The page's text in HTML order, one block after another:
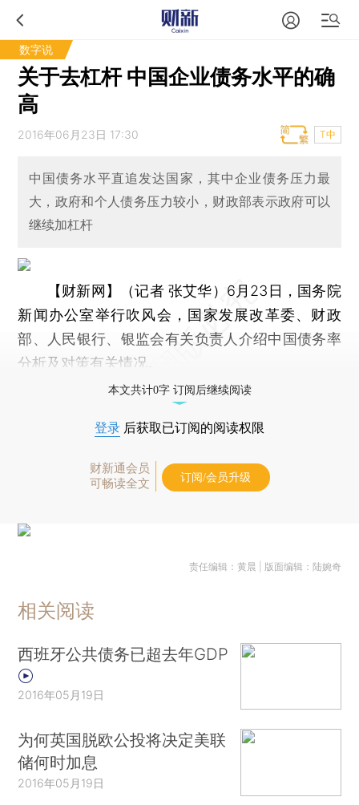
数字说
关于去杠杆 中国企业债务水平的确
高
2016年06月23日 17:30 T中
中国债务水平直追发达国家，其中企业债务压力最
大，政府和个人债务压力较小，财政部表示政府可以
继续加杠杆
【财新网】（记者 张艾华） 6月23日，国务院
新闻办公室举行吹风会，国家发展改革委、财政
部、人民银行、银监会有关负责人介绍中国债务率
分析及对策有关情况。
本文共计0字 订阅后继续阅读
登录 后获取已订阅的阅读权限
财新通会员
可畅读全文
订阅/会员升级
责任编辑：黄晨 | 版面编辑：陆婉奇
相关阅读
西班牙公共债务已超去年GDP
2016年05月19日
为何英国脱欧公投将决定美联
储何时加息
2016年05月19日